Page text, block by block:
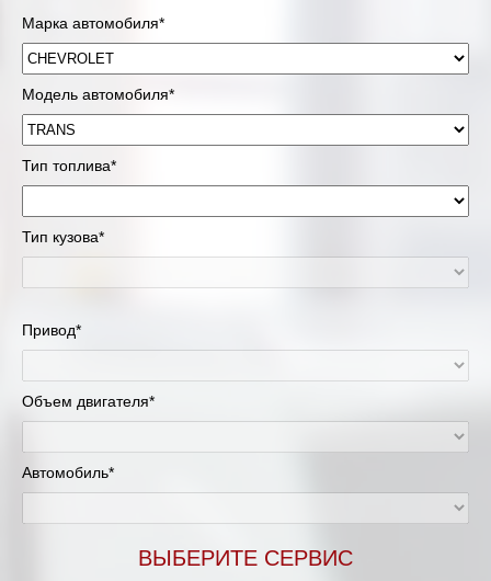
Марка автомобиля*
Модель автомобиля*
Тип топлива*
Тип кузова*
Привод*
Объем двигателя*
Автомобиль*
ВЫБЕРИТЕ СЕРВИС